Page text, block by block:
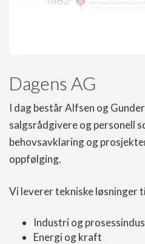
Dagens AG
I dag består Alfsen og
salgsrådgivere og personell
behovsavklaring og
oppfølging.
Vi leverer tekniske løsninger
Industri og
Energi og kraft